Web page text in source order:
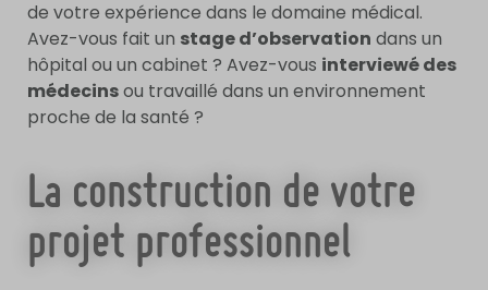
de votre expérience dans le domaine médical.
Avez-vous fait un stage d’observation dans un
hôpital ou un cabinet ? Avez-vous interviewé des
médecinsou travaillé dans un environnement
proche de la santé ?
La construction de votre
projet professionnel